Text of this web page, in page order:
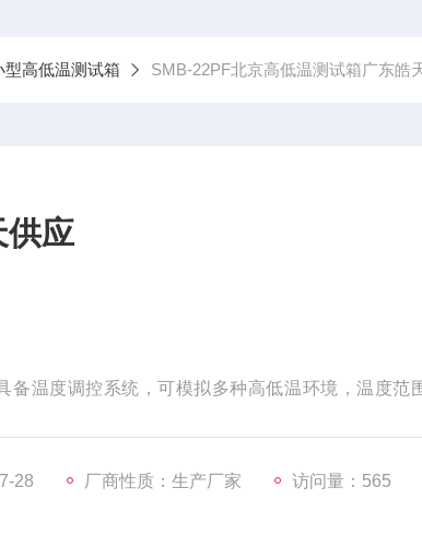
型高低温测试箱 SMB-22PF北京高低温测试箱广东皓
供应
备温度调控系统，可模拟多种高低温环境，温度范
28 厂商性质：生产厂家 访问量：565